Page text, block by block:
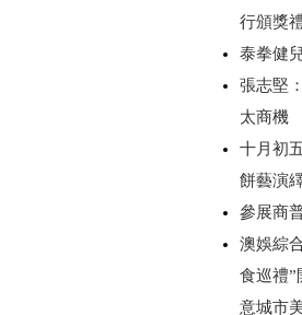
行頒獎
泰拳健
張志堅
太商機
十月初
餅藝演
參展商
澳娛綜
食巡禮
意城市